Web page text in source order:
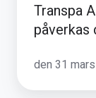
Transpa
påverkas
den 31